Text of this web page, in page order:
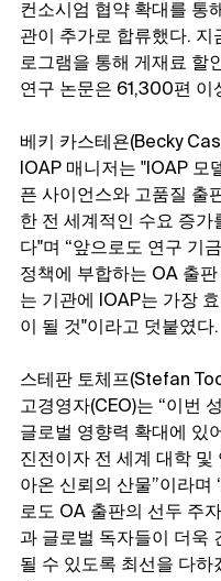
컨소시엄 협약 확대를 통
관이 추가로 합류했다. 지
로그램을 통해 게재료 할
연구 논문은 61,300편 이
베키 카스테욘(Becky
IOAP 매니저는 "IOAP 모
픈 사이언스와 고품질 출
한 전 세계적인 수요 증가
다"며 “앞으로도 연구 기
정책에 부합하는 OA 출
는 기관에 IOAP는 가장
이 될 것"이라고 덧붙였다.
스테판 토체프(Stefan
고경영자(CEO)는 “이번
글로벌 영향력 확대에 있
진전이자 전 세계 대학 및
아온 신뢰의 산물”이라며
로도 OA 출판의 선두 주
과 글로벌 독자들이 더욱
될 수 있도록 최선을 다하